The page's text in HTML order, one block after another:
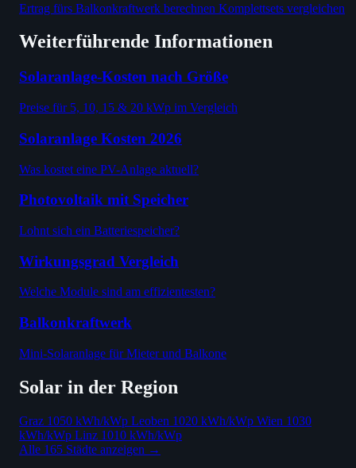
Ertrag fürs Balkonkraftwerk berechnen Komplettsets vergleichen
Weiterführende Informationen
Solaranlage-Kosten nach Größe
Preise für 5, 10, 15 & 20 kWp im Vergleich
Solaranlage Kosten 2026
Was kostet eine PV-Anlage aktuell?
Photovoltaik mit Speicher
Lohnt sich ein Batteriespeicher?
Wirkungsgrad Vergleich
Welche Module sind am effizientesten?
Balkonkraftwerk
Mini-Solaranlage für Mieter und Balkone
Solar in der Region
Graz 1050 kWh/kWp Leoben 1020 kWh/kWp Wien 1030
kWh/kWp Linz 1010 kWh/kWp
Alle 165 Städte anzeigen →